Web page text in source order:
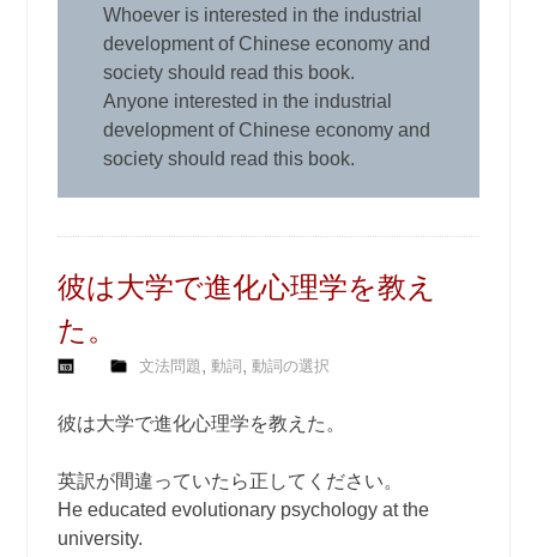
Whoever is interested in the industrial
development of Chinese economy and
society should read this book.
Anyone interested in the industrial
development of Chinese economy and
society should read this book.
彼は大学で進化心理学を教え
た。
文法問題,動詞 ,動詞の選択
彼は大学で進化心理学を教えた。
英訳が間違っていたら正してください。
He educated evolutionary psychology at the
university.